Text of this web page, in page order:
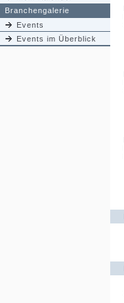
Branchengalerie
Events
Events im Überblick